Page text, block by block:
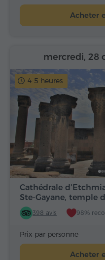
Acheter
4-5 heures
Cathédrale
Ste-Gayane, temple
398 avis 98%
mercredi, 28
Prix par personne
Acheter